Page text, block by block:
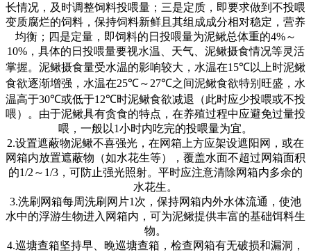
长情况，及时调整饲料投喂量；三是定质，即要求做到不投喂
变质腐烂的饲料，保持饲料新鲜且其组成成分相对稳定，营养
均衡；四是定量，即饲料的日投喂量为泥鳅总体重的4%～
10%，具体的日投喂量要视水温、天气、泥鳅摄食情况等灵活
掌握。泥鳅摄食量受水温的影响较大，水温在15℃以上时泥鳅
食欲逐渐增强，水温在25℃～ 27℃之间泥鳅食欲特别旺盛，水
温高于30℃或低于12℃时泥鳅食欲减退（此时应少投喂或不投
喂）。由于泥鳅具有贪食的特点，在养殖过程中应避免过量投
喂，一般以1小时内吃完的投喂量为宜。
2.设置遮蔽物泥鳅不喜强光，在网箱上方应架设遮阳网，或在
网箱内放置遮蔽物（如水花生等），覆盖水面不超过网箱面积
的1/2 ～ 1/3 ，可防止强光照射。平时应注意清除网箱内多余的
水花生。
3.洗刷网箱每周洗刷网片1 次，保持网箱内外水体流通，使池
水中的浮游生物进入网箱内，可为泥鳅提供丰富的基础饵料生
物。
4.巡塘查箱坚持早、晚巡塘查箱，检查网箱有无破损和漏洞，